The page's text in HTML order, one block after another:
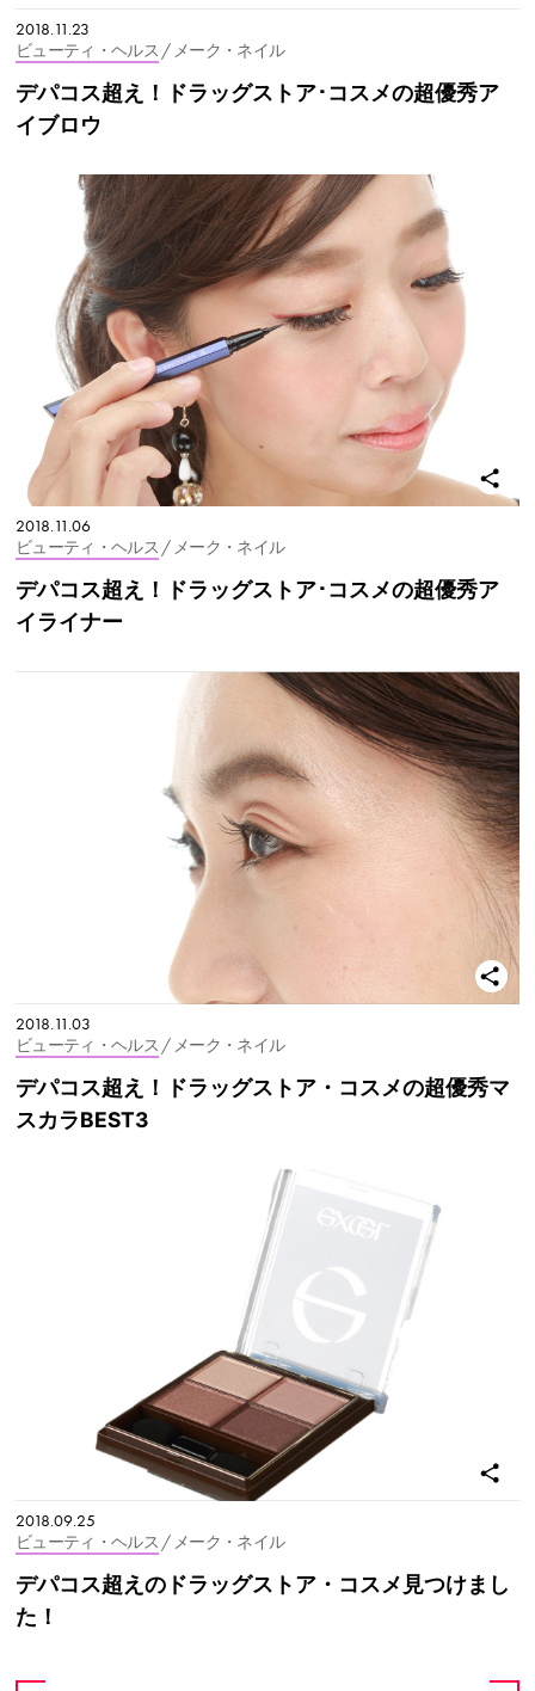
2018.11.23
ビューティ・ヘルス / メーク・ネイル
デパコス超え！ドラッグストア･コスメの超優秀ア
イブロウ
2018.11.06
ビューティ・ヘルス / メーク・ネイル
デパコス超え！ドラッグストア･コスメの超優秀ア
イライナー
2018.11.03
ビューティ・ヘルス / メーク・ネイル
デパコス超え！ドラッグストア・コスメの超優秀マ
スカラBEST3
2018.09.25
ビューティ・ヘルス / メーク・ネイル
デパコス超えのドラッグストア・コスメ見つけまし
た！